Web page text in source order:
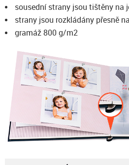
sousední strany jsou tištěny na
strany jsou rozkládány přesně
gramáž 800 g/m2